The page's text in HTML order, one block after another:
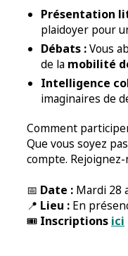
Présentation
plaidoyer pour
Débats :Vous
de la mobilité
Intelligence
imaginaires de
Comment
Que vous soyez
compte.
📅 Date : Mardi 28
📍 Lieu : En
🎟️ Inscriptions ici